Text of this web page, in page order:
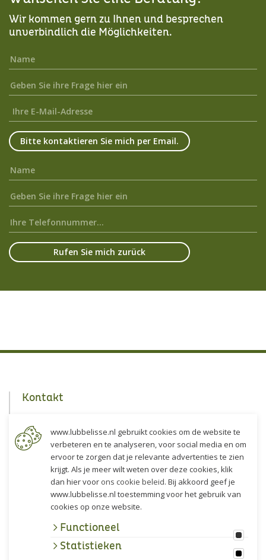
Wir kommen gern zu Ihnen und besprechen
unverbindlich die Möglichkeiten.
Kontakt
Lubbe Lisse
Akervoorderlaan 5
2161 DP Lisse
Die Niederlande
Route
info@lubbelisse.nl
www.lubbelisse.nl gebruikt cookies om de website te
verbeteren en te analyseren, voor social media en om
ervoor te zorgen dat je relevante advertenties te zien
krijgt. Als je meer wilt weten over deze cookies, klik
dan hier voor ons cookie beleid. Bij akkoord geef je
www.lubbelisse.nl toestemming voor het gebruik van
cookies op onze website.
Functioneel
Statistieken